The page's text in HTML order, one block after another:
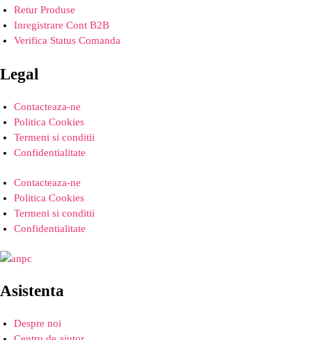
Retur Produse
Inregistrare Cont B2B
Verifica Status Comanda
Legal
Contacteaza-ne
Politica Cookies
Termeni si conditii
Confidentialitate
Contacteaza-ne
Politica Cookies
Termeni si conditii
Confidentialitate
Asistenta
Despre noi